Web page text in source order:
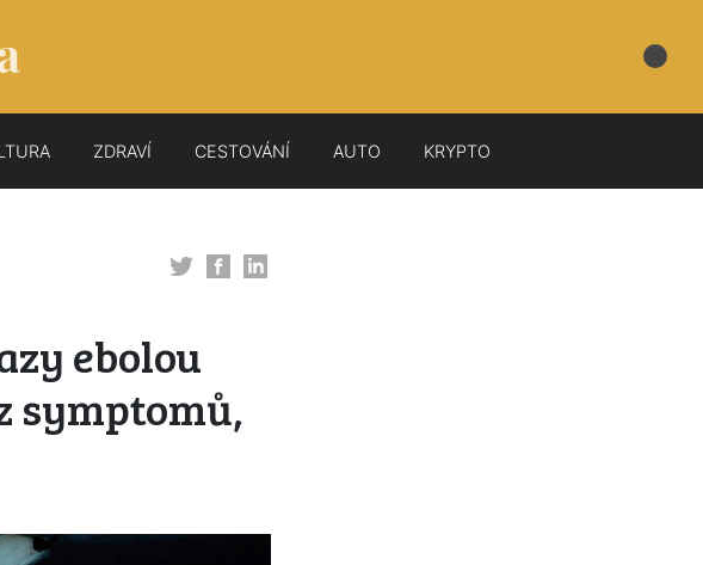
ZDRAVÍ CESTOVÁNÍ AUTO KRYPTO
ebolou
symptomů,